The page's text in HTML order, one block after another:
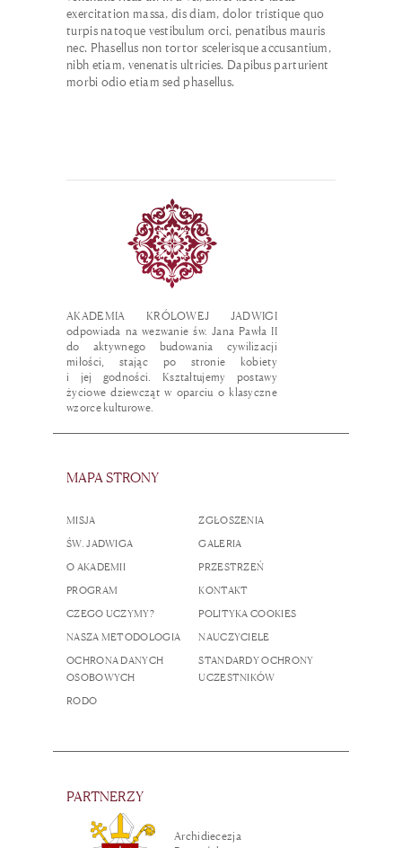
exercitation massa, dis diam, dolor tristique quo
turpis natoque vestibulum orci, penatibus mauris
nec. Phasellus non tortor scelerisque accusantium,
nibh etiam, venenatis ultricies. Dapibus parturient
morbi odio etiam sed phasellus.
AKADEMIA KRÓLOWEJ JADWIGI
odpowiada na wezwanie św. Jana Pawła II
do aktywnego budowania cywilizacji
miłości, stając po stronie kobiety
i jej godności. Kształtujemy postawy
życiowe dziewcząt w oparciu o klasyczne
wzorce kulturowe.
MAPA STRONY
MISJA
ZGŁOSZENIA
ŚW. JADWIGA
GALERIA
O AKADEMII
PRZESTRZEŃ
PROGRAM
KONTAKT
CZEGO UCZYMY?
POLITYKA COOKIES
NASZA METODOLOGIA
NAUCZYCIELE
OCHRONA DANYCH
OSOBOWYCH
STANDARDY OCHRONY
UCZESTNIKÓW
RODO
PARTNERZY
Archidiecezja